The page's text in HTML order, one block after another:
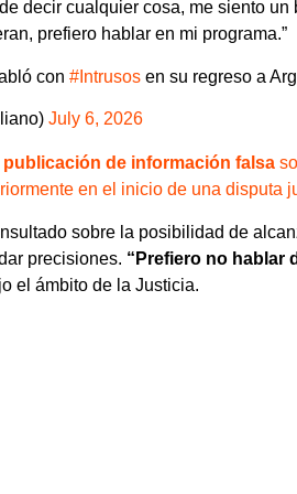
decir cualquier cosa, me siento
prefiero hablar en mi programa.”
con #Intrusos en su regreso a
July 6, 2026
publicación de información falsa
en el inicio de una disputa
sobre la posibilidad de
precisiones. “Prefiero no hablar
el ámbito de la Justicia.